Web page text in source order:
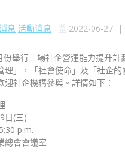
息 活動消息 2022-06-27 |
舉行三場社企營運能力提升計
理」，「社會使命」及「社企的
社企機構參與。詳情如下：
日(三)
p.m.
總會會議室